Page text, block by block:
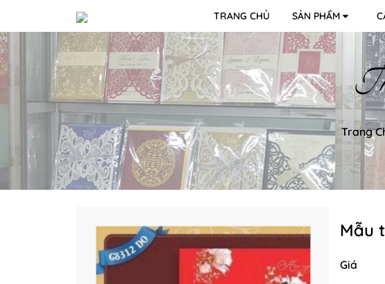
TRANG CHỦ SẢN PHẨM
Trang
Mẫu
Giá